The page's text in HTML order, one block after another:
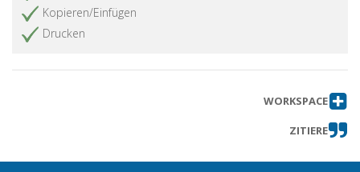
Kopieren/Einfügen
Drucken
WORKSPACE
ZITIERE